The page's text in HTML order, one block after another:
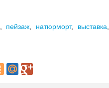
, пейзаж натюрморт, выставка